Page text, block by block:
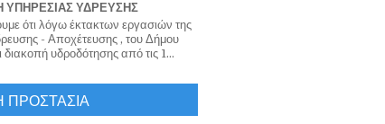
ΥΠΗΡΕΣΙΑΣ ΥΔΡΕΥΣΗΣ
ότι λόγω έκτακτων εργασιών της
- Αποχέτευσης , του Δήμου
διακοπή υδροδότησης από τις 1...
ΠΡΟΣΤΑΣΙΑ